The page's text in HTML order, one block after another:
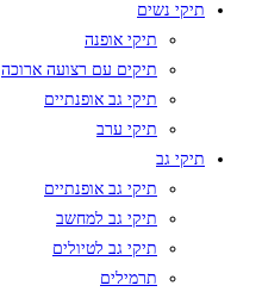
תיקי נשים
תיקי אופנה
תיקים עם רצועה ארוכה
תיקי גב אופנתיים
תיקי ערב
תיקי גב
תיקי גב אופנתיים
תיקי גב למחשב
תיקי גב לטיולים
תרמילים